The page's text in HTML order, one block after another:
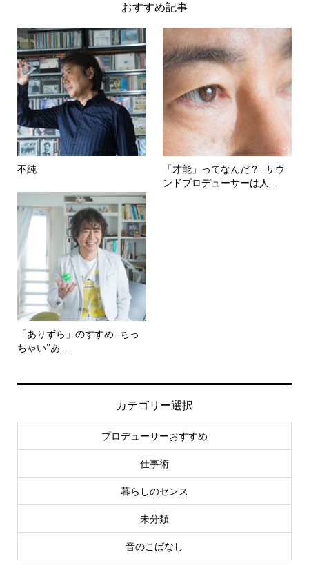
おすすめ記事
不純
「才能」ってなんだ？ -サウ
ンドプロデューサーは人...
「ありずら」のすすめ -ちっ
ちゃい”あ...
カテゴリー選択
プロデューサーおすすめ
仕事術
暮らしのセンス
未分類
音のこばなし